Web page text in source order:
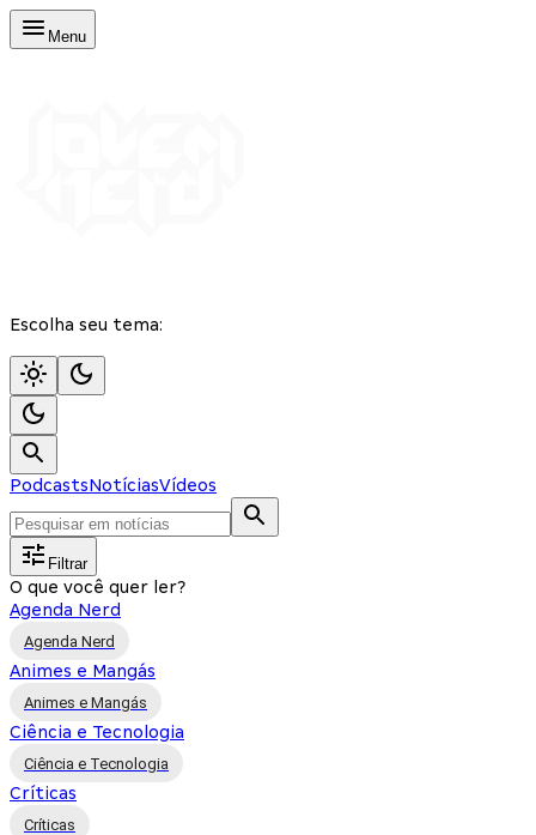
Menu
Escolha seu tema:
PodcastsNotíciasVídeos
Filtrar
O que você quer ler?
Agenda Nerd
Agenda Nerd
Animes e Mangás
Animes e Mangás
Ciência e Tecnologia
Ciência e Tecnologia
Críticas
Críticas